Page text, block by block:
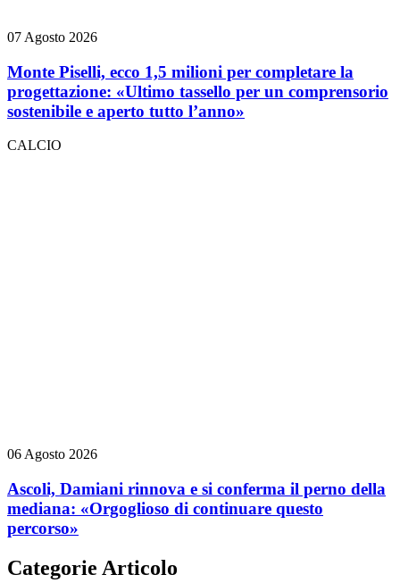
07 Agosto 2026
Monte Piselli, ecco 1,5 milioni per completare la
progettazione: «Ultimo tassello per un comprensorio
sostenibile e aperto tutto l’anno»
CALCIO
06 Agosto 2026
Ascoli, Damiani rinnova e si conferma il perno della
mediana: «Orgoglioso di continuare questo
percorso»
Categorie Articolo